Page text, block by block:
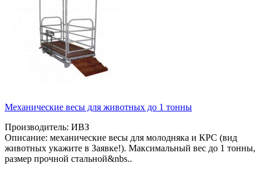
Механические весы для животных до 1 тонны
Производитель: ИВЗ
Описание: механические весы для молодняка и КРС (вид
животных укажите в Заявке!). Максимальный вес до 1 тонны,
размер прочной стальной&nbs..